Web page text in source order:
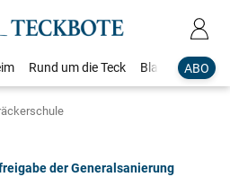
ABO
Rund um die Teck Blaulicht
der Generalsanierung